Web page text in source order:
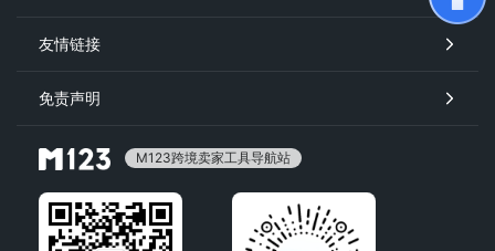
友情链接
免责声明
M123跨境卖家工具导航站